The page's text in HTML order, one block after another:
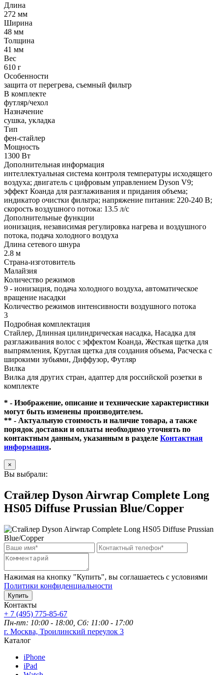
Длина
272 мм
Ширина
48 мм
Толщина
41 мм
Вес
610 г
Особенности
защита от перегрева, съемный фильтр
В комплекте
футляр/чехол
Назначение
сушка, укладка
Тип
фен-стайлер
Мощность
1300 Вт
Дополнительная информация
интеллектуальная система контроля температуры исходящего
воздуха; двигатель с цифровым управлением Dyson V9;
эффект Коанда для разглаживания и придания объема;
индикатор очистки фильтра; напряжение питания: 220-240 В;
скорость воздушного потока: 13.5 л/с
Дополнительные функции
ионизация, независимая регулировка нагрева и воздушного
потока, подача холодного воздуха
Длина сетевого шнура
2.8 м
Страна-изготовитель
Малайзия
Количество режимов
9 - ионизация, подача холодного воздуха, автоматическое
вращение насадки
Количество режимов интенсивности воздушного потока
3
Подробная комплектация
Стайлер, Длинная цилиндрическая насадка, Насадка для
разглаживания волос с эффектом Коанда, Жесткая щетка для
выпрямления, Круглая щетка для создания объема, Расческа с
широкими зубьями, Диффузор, Футляр
Вилка
Вилка для других стран, адаптер для российской розетки в
комплекте
* - Изображение, описание и технические характеристики
могут быть изменены производителем.
** - Актуальную стоимость и наличие товара, а также
порядок доставки и оплаты необходимо уточнять по
контактным данным, указанным в разделе Контактная
информация.
×
Вы выбрали:
Стайлер Dyson Airwrap Complete Long
HS05 Diffuse Prussian Blue/Copper
Нажимая на кнопку "Купить", вы соглашаетесь с условиями
Политики конфиденциальности
Купить
Контакты
+ 7 (495) 775-85-67
Пн-пт: 10:00 - 18:00, Сб: 11:00 - 17:00
г. Москва, Троилинский переулок 3
Каталог
iPhone
iPad